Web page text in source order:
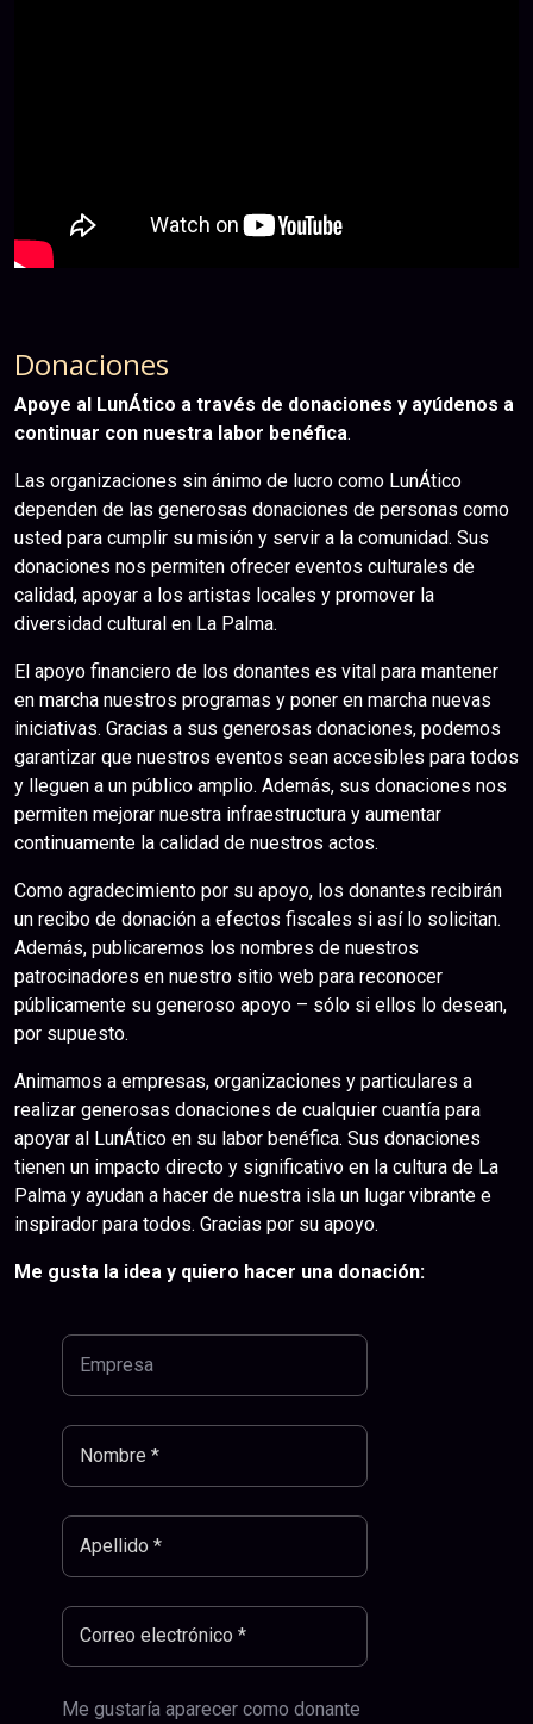
Donaciones
Apoye al LunÁtico a través de donaciones y ayúdenos a
continuar con nuestra labor benéfica.
Las organizaciones sin ánimo de lucro como LunÁtico
dependen de las generosas donaciones de personas como
usted para cumplir su misión y servir a la comunidad. Sus
donaciones nos permiten ofrecer eventos culturales de
calidad, apoyar a los artistas locales y promover la
diversidad cultural en La Palma.
El apoyo financiero de los donantes es vital para mantener
en marcha nuestros programas y poner en marcha nuevas
iniciativas. Gracias a sus generosas donaciones, podemos
garantizar que nuestros eventos sean accesibles para todos
y lleguen a un público amplio. Además, sus donaciones nos
permiten mejorar nuestra infraestructura y aumentar
continuamente la calidad de nuestros actos.
Como agradecimiento por su apoyo, los donantes recibirán
un recibo de donación a efectos fiscales si así lo solicitan.
Además, publicaremos los nombres de nuestros
patrocinadores en nuestro sitio web para reconocer
públicamente su generoso apoyo – sólo si ellos lo desean,
por supuesto.
Animamos a empresas, organizaciones y particulares a
realizar generosas donaciones de cualquier cuantía para
apoyar al LunÁtico en su labor benéfica. Sus donaciones
tienen un impacto directo y significativo en la cultura de La
Palma y ayudan a hacer de nuestra isla un lugar vibrante e
inspirador para todos. Gracias por su apoyo.
Me gusta la idea y quiero hacer una donación:
Me gustaría aparecer como donante